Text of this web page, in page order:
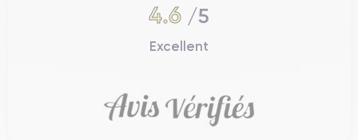
4.6 /5
Excellent